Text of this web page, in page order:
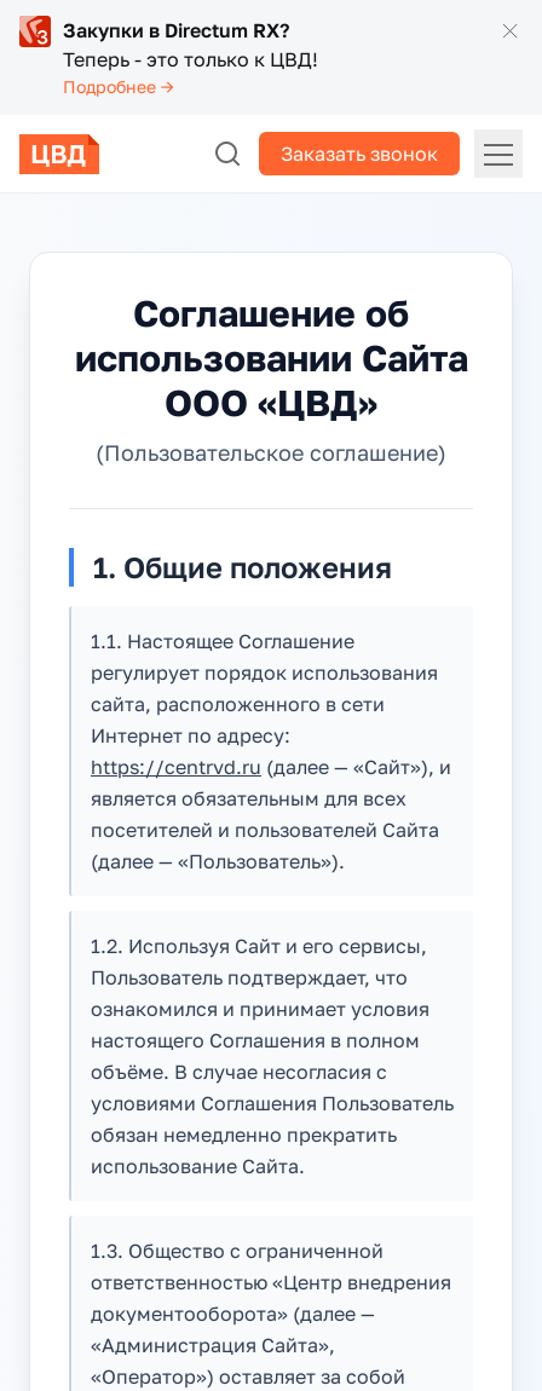
Закупки в Directum RX?
Теперь - это только к ЦВД!
Подробнее →
Заказать звонок
Соглашение об
использовании Сайта
ООО «ЦВД»
(Пользовательское соглашение)
1. Общие положения
1.1. Настоящее Соглашение
регулирует порядок использования
сайта, расположенного в сети
Интернет по адресу:
https://centrvd.ru (далее — «Сайт»), и
является обязательным для всех
посетителей и пользователей Сайта
(далее — «Пользователь»).
1.2. Используя Сайт и его сервисы,
Пользователь подтверждает, что
ознакомился и принимает условия
настоящего Соглашения в полном
объёме. В случае несогласия с
условиями Соглашения Пользователь
обязан немедленно прекратить
использование Сайта.
1.3. Общество с ограниченной
ответственностью «Центр внедрения
документооборота» (далее —
«Администрация Сайта»,
«Оператор») оставляет за собой